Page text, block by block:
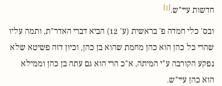
חדשות עיי"ש.[1]
ובס' כלי חמדה פ' בראשית (ע' 12) הביא דברי האדר"ת, ותמה עליו
שהרי כל כהן הוא כהן מחמת שהוא בן כהן, וכיון דזה פשיטא שלא
נפקע הקורבה ע"י המיתה, א"כ הרי הוא גם עתה בן כהן וממילא
הוא כהן עיי"ש.